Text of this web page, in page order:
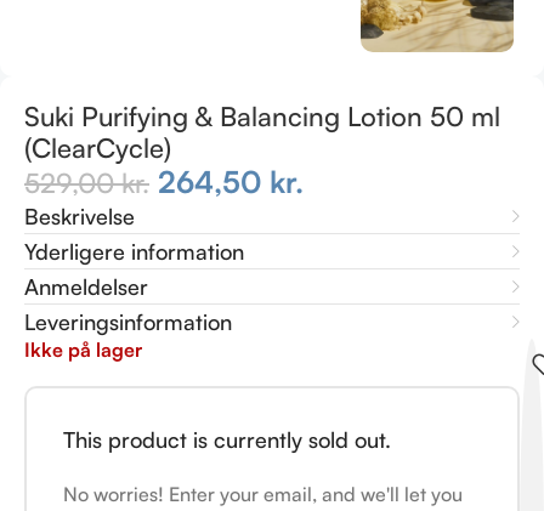
Suki Purifying & Balancing Lotion 50 ml
(ClearCycle)
529,00kr. 264,50 kr.
Beskrivelse
Yderligere information
Anmeldelser
Leveringsinformation
Ikke på lager
This product is currently sold out.
No worries! Enter your email, and we'll let you